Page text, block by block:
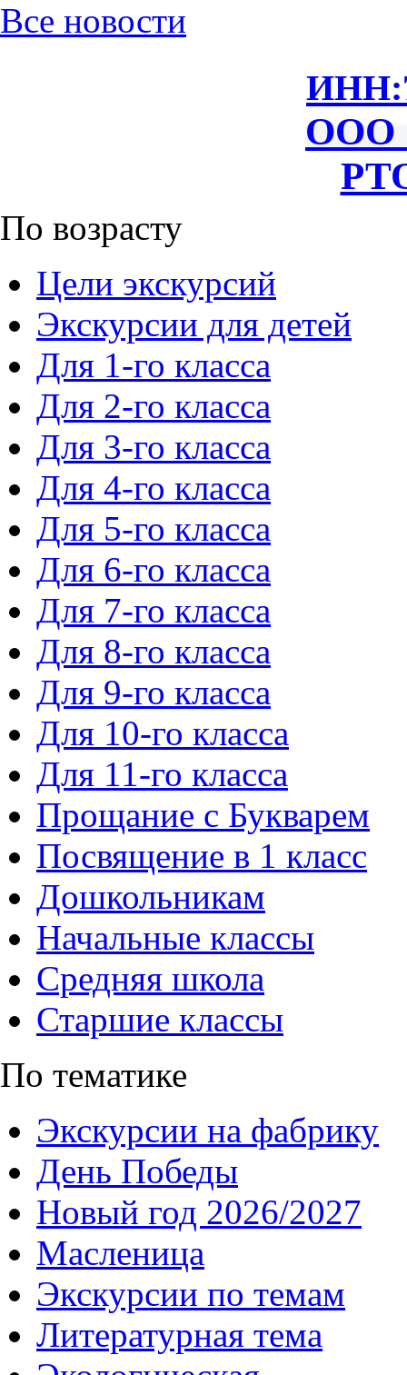
Все новости
ИНН:
ООО
По возрасту
Цели экскурсий
Экскурсии для детей
Для 1-го класса
Для 2-го класса
Для 3-го класса
Для 4-го класса
Для 5-го класса
Для 6-го класса
Для 7-го класса
Для 8-го класса
Для 9-го класса
Для 10-го класса
Для 11-го класса
Прощание с Букварем
Посвящение в 1 класс
Дошкольникам
Начальные классы
Средняя школа
Старшие классы
По тематике
Экскурсии на фабрику
День Победы
Новый год 2026/2027
Масленица
Экскурсии по темам
Литературная тема